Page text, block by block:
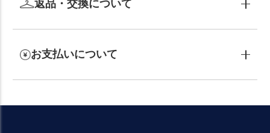
返品・交換について
お支払いについて